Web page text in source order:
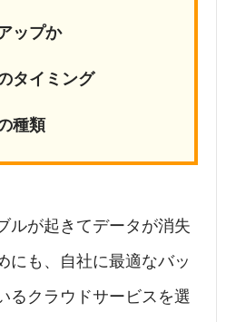
ップか
タイミング
種類
ルが起きてデータが消失
にも、自社に最適なバッ
るクラウドサービスを選